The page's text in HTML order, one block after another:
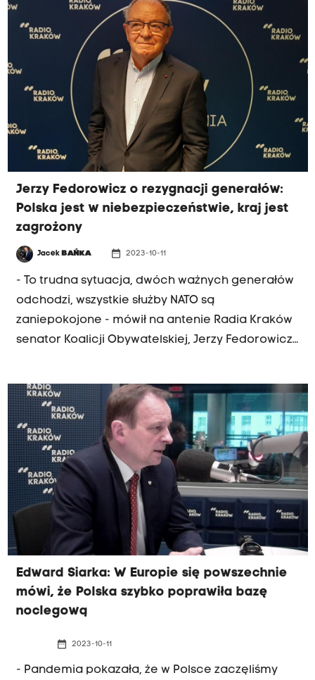
Jerzy Fedorowicz o rezygnacji generałów:
Polska jest w niebezpieczeństwie, kraj jest
zagrożony
Jacek BAŃKA date_range 2023-10-11
- To trudna sytuacja, dwóch ważnych generałów
odchodzi, wszystkie służby NATO są
zaniepokojone - mówił na antenie Radia Kraków
senator Koalicji Obywatelskiej, Jerzy Fedorowicz.
generała Rajmunda Andrzejczaka oraz Dowódcy
Operacyjnego Rodzajów Sił Zbrojnych generała
Tomasza Piotrowskiego. Nowym szefem Sztabu
Generalnego Wojska Polskiego został generał
broni Wiesław Kukuła, a Dowódcą Operacyjnym
Rodzajów Sił Zbrojnych generał dywizji Maciej
Klisz.
Edward Siarka: W Europie się powszechnie
mówi, że Polska szybko poprawiła bazę
noclegową
date_range 2023-10-11
- Pandemia pokazała, że w Polsce zaczęliśmy